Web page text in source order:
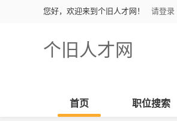
您好，欢迎来到个旧人才网！ 请登录
个旧人才网
首页 职位搜索